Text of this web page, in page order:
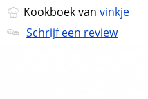
Kookboek van vinkje
Schrijf een review